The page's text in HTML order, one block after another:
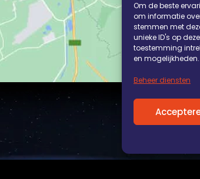
Om de beste
om informatie
stemmen met
unieke ID's op
toestemming
en mogelijkheden.
Beheer diensten